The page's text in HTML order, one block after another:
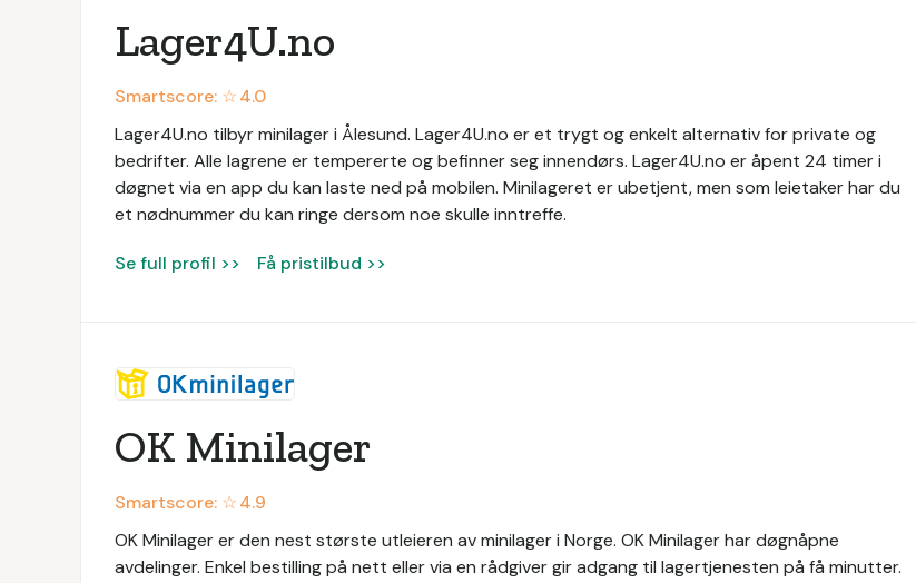
Lager4U.no
Smartscore: ☆4.0
Lager4U.no tilbyr minilager i Ålesund. Lager4U.no er et trygt og enkelt alternativ for private og
bedrifter. Alle lagrene er tempererte og befinner seg innendørs. Lager4U.no er åpent 24 timer i
døgnet via en app du kan laste ned på mobilen. Minilageret er ubetjent, men som leietaker har du
et nødnummer du kan ringe dersom noe skulle inntreffe.
Se full profil >> Få pristilbud >>
OK Minilager
Smartscore: ☆4.9
OK Minilager er den nest største utleieren av minilager i Norge. OK Minilager har døgnåpne
avdelinger. Enkel bestilling på nett eller via en rådgiver gir adgang til lagertjenesten på få minutter.